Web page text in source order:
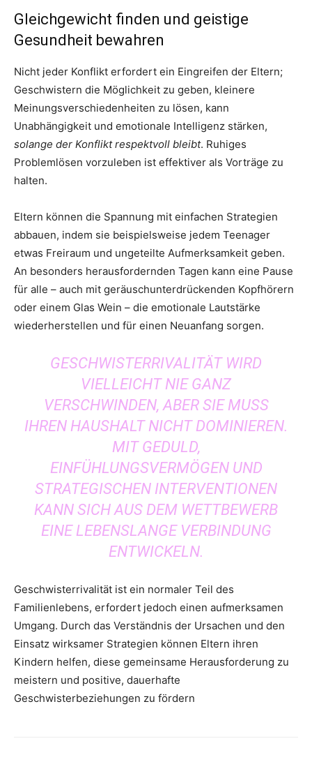
Gleichgewicht finden und geistige
Gesundheit bewahren
Nicht jeder Konflikt erfordert ein Eingreifen der Eltern;
Geschwistern die Möglichkeit zu geben, kleinere
Meinungsverschiedenheiten zu lösen, kann
Unabhängigkeit und emotionale Intelligenz stärken,
solange der Konflikt respektvoll bleibt. Ruhiges
Problemlösen vorzuleben ist effektiver als Vorträge zu
halten.
Eltern können die Spannung mit einfachen Strategien
abbauen, indem sie beispielsweise jedem Teenager
etwas Freiraum und ungeteilte Aufmerksamkeit geben.
An besonders herausfordernden Tagen kann eine Pause
für alle – auch mit geräuschunterdrückenden Kopfhörern
oder einem Glas Wein – die emotionale Lautstärke
wiederherstellen und für einen Neuanfang sorgen.
GESCHWISTERRIVALITÄT WIRD
VIELLEICHT NIE GANZ
VERSCHWINDEN, ABER SIE MUSS
IHREN HAUSHALT NICHT DOMINIEREN.
MIT GEDULD,
EINFÜHLUNGSVERMÖGEN UND
STRATEGISCHEN INTERVENTIONEN
KANN SICH AUS DEM WETTBEWERB
EINE LEBENSLANGE VERBINDUNG
ENTWICKELN.
Geschwisterrivalität ist ein normaler Teil des
Familienlebens, erfordert jedoch einen aufmerksamen
Umgang. Durch das Verständnis der Ursachen und den
Einsatz wirksamer Strategien können Eltern ihren
Kindern helfen, diese gemeinsame Herausforderung zu
meistern und positive, dauerhafte
Geschwisterbeziehungen zu fördern